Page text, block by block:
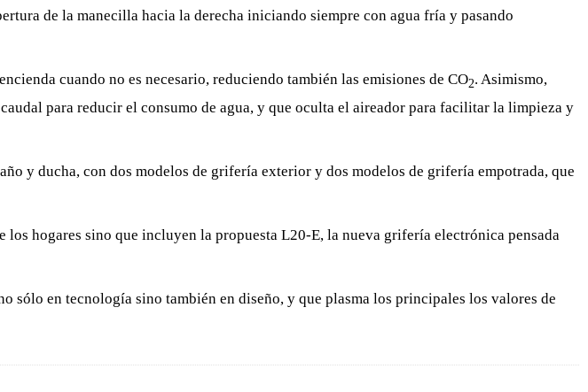
de la manecilla hacia la derecha iniciando siempre con agua fría y pasando
cuando no es necesario, reduciendo también las emisiones de CO2. Asimismo,
para reducir el consumo de agua, y que oculta el aireador para facilitar la limpieza y
y ducha, con dos modelos de grifería exterior y dos modelos de grifería empotrada, que
los hogares sino que incluyen la propuesta L20-E, la nueva grifería electrónica pensada
sólo en tecnología sino también en diseño, y que plasma los principales los valores de